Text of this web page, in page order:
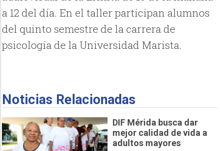
a 12 del día. En el taller participan alumnos
del quinto semestre de la carrera de
psicología de la Universidad Marista.
Noticias Relacionadas
DIF Mérida busca dar
mejor calidad de vida a
adultos mayores